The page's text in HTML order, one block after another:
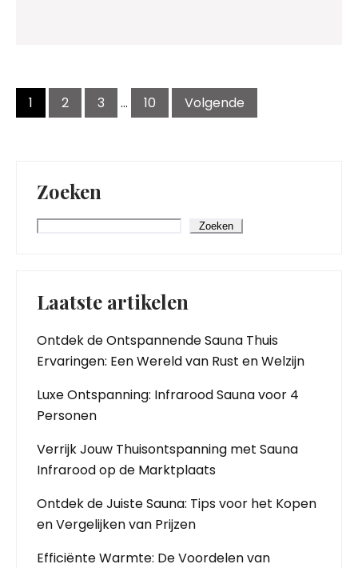
Berichtnavigatie
1 2 3 … 10 Volgende
Zoeken
Zoeken
Laatste artikelen
Ontdek de Ontspannende Sauna Thuis
Ervaringen: Een Wereld van Rust en Welzijn
Luxe Ontspanning: Infrarood Sauna voor 4
Personen
Verrijk Jouw Thuisontspanning met Sauna
Infrarood op de Marktplaats
Ontdek de Juiste Sauna: Tips voor het Kopen
en Vergelijken van Prijzen
Efficiënte Warmte: De Voordelen van